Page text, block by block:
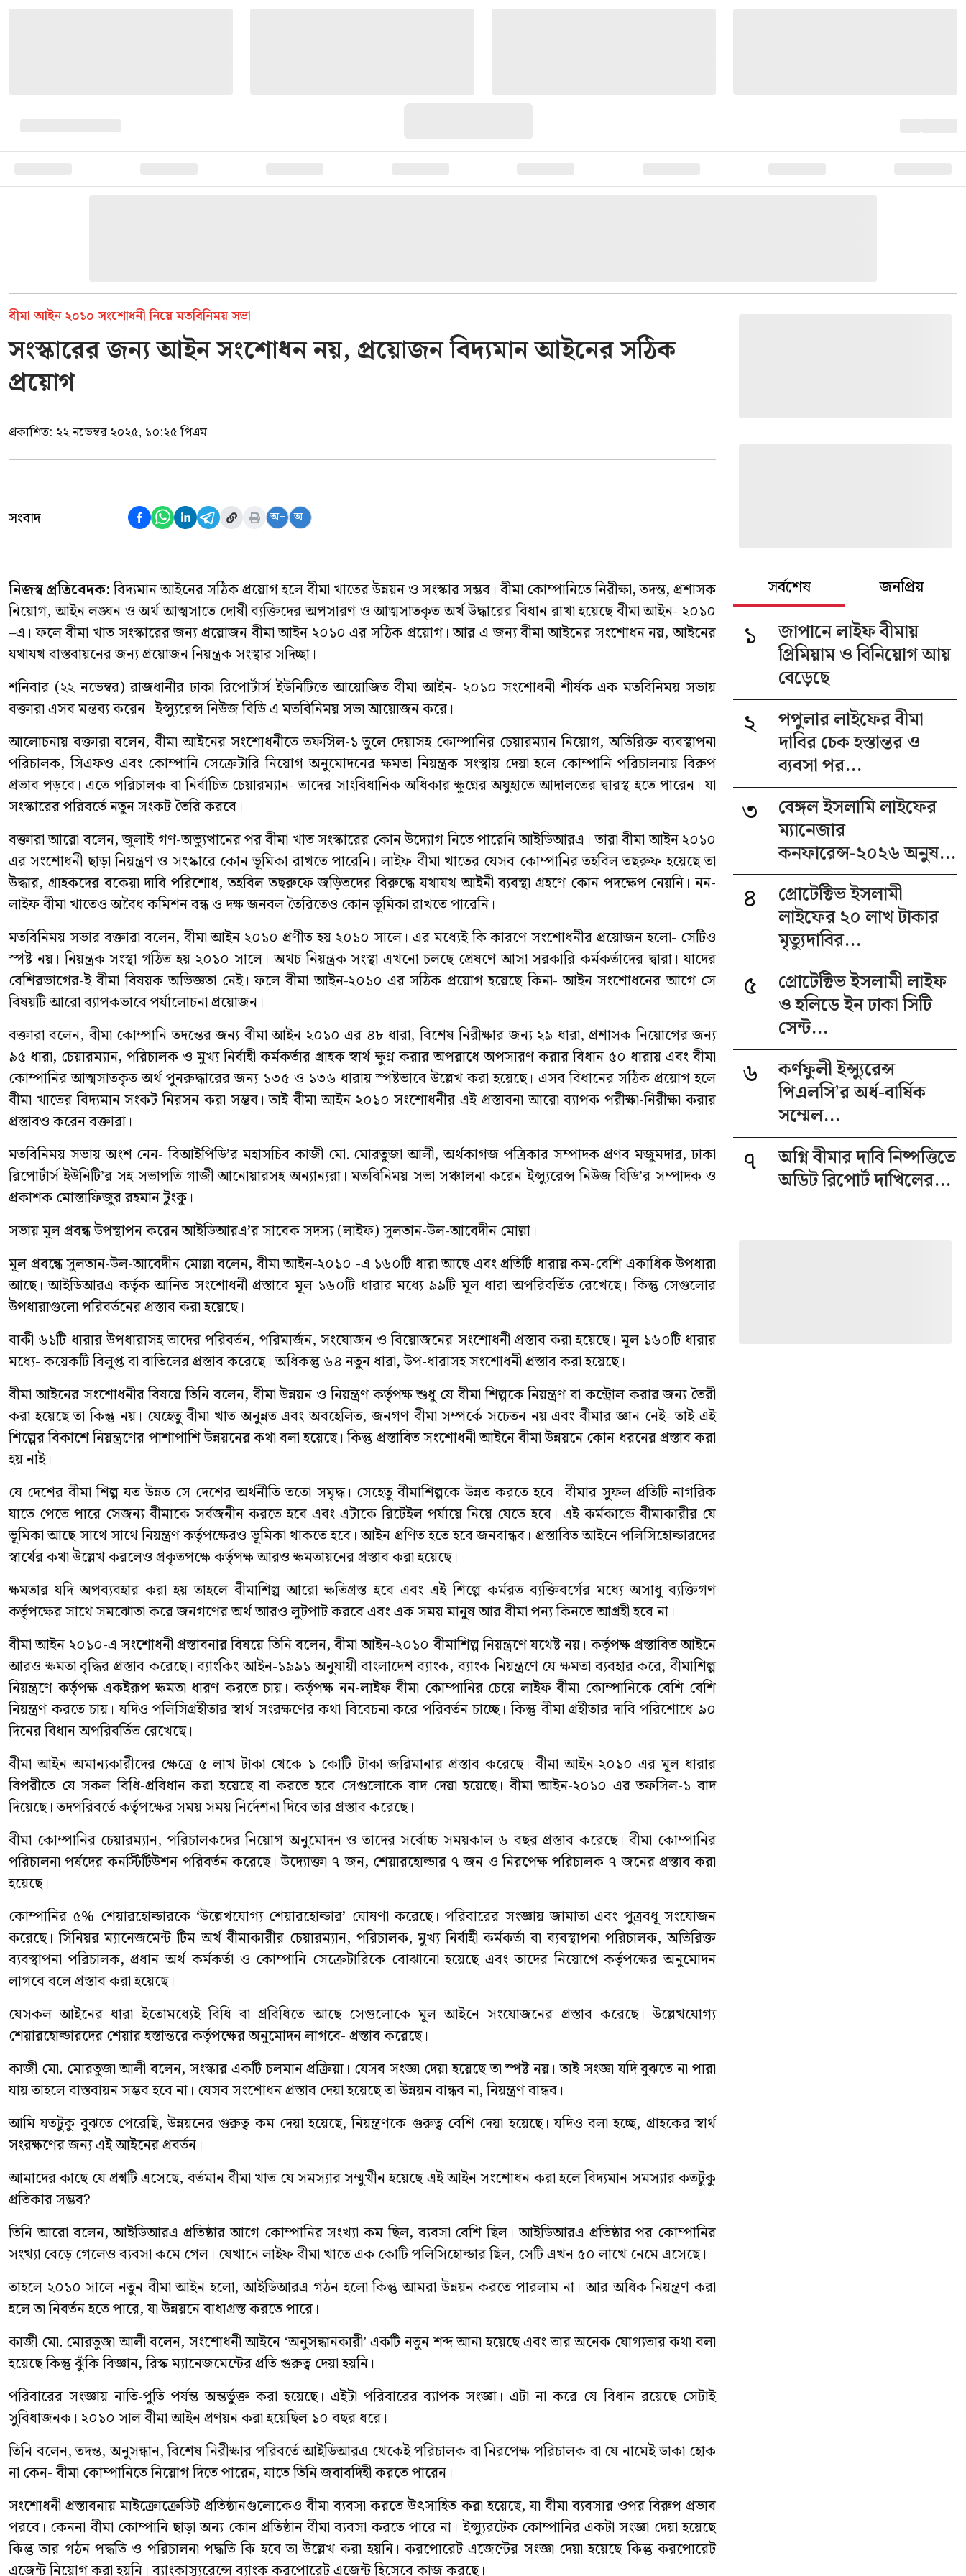
বীমা আইন ২০১০ সংশোধনী নিয়ে মতবিনিময় সভা
সংস্কারের জন্য আইন সংশোধন নয়, প্রয়োজন বিদ্যমান আইনের সঠিক
প্রয়োগ
প্রকাশিত: ২২ নভেম্বর ২০২৫, ১০:২৫ পিএম
সংবাদ অ+ অ-
নিজস্ব প্রতিবেদক:বিদ্যমান আইনের সঠিক প্রয়োগ হলে বীমা খাতের উন্নয়ন ও সংস্কার সম্ভব। বীমা কোম্পানিতে নিরীক্ষা, তদন্ত, প্রশাসক
নিয়োগ, আইন লঙ্ঘন ও অর্থ আত্মসাতে দোষী ব্যক্তিদের অপসারণ ও আত্মসাতকৃত অর্থ উদ্ধারের বিধান রাখা হয়েছে বীমা আইন- ২০১০
–এ। ফলে বীমা খাত সংস্কারের জন্য প্রয়োজন বীমা আইন ২০১০ এর সঠিক প্রয়োগ। আর এ জন্য বীমা আইনের সংশোধন নয়, আইনের
যথাযথ বাস্তবায়নের জন্য প্রয়োজন নিয়ন্ত্রক সংস্থার সদিচ্ছা।
শনিবার (২২ নভেম্বর) রাজধানীর ঢাকা রিপোর্টার্স ইউনিটিতে আয়োজিত বীমা আইন- ২০১০ সংশোধনী শীর্ষক এক মতবিনিময় সভায়
বক্তারা এসব মন্তব্য করেন। ইন্স্যুরেন্স নিউজ বিডি এ মতবিনিময় সভা আয়োজন করে।
আলোচনায় বক্তারা বলেন, বীমা আইনের সংশোধনীতে তফসিল-১ তুলে দেয়াসহ কোম্পানির চেয়ারম্যান নিয়োগ, অতিরিক্ত ব্যবস্থাপনা
পরিচালক, সিএফও এবং কোম্পানি সেক্রেটারি নিয়োগ অনুমোদনের ক্ষমতা নিয়ন্ত্রক সংস্থায় দেয়া হলে কোম্পানি পরিচালনায় বিরুপ
প্রভাব পড়বে। এতে পরিচালক বা নির্বাচিত চেয়ারম্যান- তাদের সাংবিধানিক অধিকার ক্ষুণ্নের অযুহাতে আদালতের দ্বারস্থ হতে পারেন। যা
সংস্কারের পরিবর্তে নতুন সংকট তৈরি করবে।
বক্তারা আরো বলেন, জুলাই গণ-অভ্যুত্থানের পর বীমা খাত সংস্কারের কোন উদ্যোগ নিতে পারেনি আইডিআরএ। তারা বীমা আইন ২০১০
এর সংশোধনী ছাড়া নিয়ন্ত্রণ ও সংস্কারে কোন ভূমিকা রাখতে পারেনি। লাইফ বীমা খাতের যেসব কোম্পানির তহবিল তছরুফ হয়েছে তা
উদ্ধার, গ্রাহকদের বকেয়া দাবি পরিশোধ, তহবিল তছরুফে জড়িতদের বিরুদ্ধে যথাযথ আইনী ব্যবস্থা গ্রহণে কোন পদক্ষেপ নেয়নি। নন-
লাইফ বীমা খাতেও অবৈধ কমিশন বন্ধ ও দক্ষ জনবল তৈরিতেও কোন ভূমিকা রাখতে পারেনি।
মতবিনিময় সভার বক্তারা বলেন, বীমা আইন ২০১০ প্রণীত হয় ২০১০ সালে। এর মধ্যেই কি কারণে সংশোধনীর প্রয়োজন হলো- সেটিও
স্পষ্ট নয়। নিয়ন্ত্রক সংস্থা গঠিত হয় ২০১০ সালে। অথচ নিয়ন্ত্রক সংস্থা এখনো চলছে প্রেষণে আসা সরকারি কর্মকর্তাদের দ্বারা। যাদের
বেশিরভাগের-ই বীমা বিষয়ক অভিজ্ঞতা নেই। ফলে বীমা আইন-২০১০ এর সঠিক প্রয়োগ হয়েছে কিনা- আইন সংশোধনের আগে সে
বিষয়টি আরো ব্যাপকভাবে পর্যালোচনা প্রয়োজন।
বক্তারা বলেন, বীমা কোম্পানি তদন্তের জন্য বীমা আইন ২০১০ এর ৪৮ ধারা, বিশেষ নিরীক্ষার জন্য ২৯ ধারা, প্রশাসক নিয়োগের জন্য
৯৫ ধারা, চেয়ারম্যান, পরিচালক ও মুখ্য নির্বাহী কর্মকর্তার গ্রাহক স্বার্থ ক্ষুণ্ন করার অপরাধে অপসারণ করার বিধান ৫০ ধারায় এবং বীমা
কোম্পানির আত্মসাতকৃত অর্থ পুনরুদ্ধারের জন্য ১৩৫ ও ১৩৬ ধারায় স্পষ্টভাবে উল্লেখ করা হয়েছে। এসব বিধানের সঠিক প্রয়োগ হলে
বীমা খাতের বিদ্যমান সংকট নিরসন করা সম্ভব। তাই বীমা আইন ২০১০ সংশোধনীর এই প্রস্তাবনা আরো ব্যাপক পরীক্ষা-নিরীক্ষা করার
প্রস্তাবও করেন বক্তারা।
মতবিনিময় সভায় অংশ নেন- বিআইপিডি’র মহাসচিব কাজী মো. মোরতুজা আলী, অর্থকাগজ পত্রিকার সম্পাদক প্রণব মজুমদার, ঢাকা
রিপোর্টার্স ইউনিটি’র সহ-সভাপতি গাজী আনোয়ারসহ অন্যান্যরা। মতবিনিময় সভা সঞ্চালনা করেন ইন্স্যুরেন্স নিউজ বিডি’র সম্পাদক ও
প্রকাশক মোস্তাফিজুর রহমান টুংকু।
সভায় মূল প্রবন্ধ উপস্থাপন করেন আইডিআরএ’র সাবেক সদস্য (লাইফ) সুলতান-উল-আবেদীন মোল্লা।
মূল প্রবন্ধে সুলতান-উল-আবেদীন মোল্লা বলেন, বীমা আইন-২০১০ -এ ১৬০টি ধারা আছে এবং প্রতিটি ধারায় কম-বেশি একাধিক উপধারা
আছে। আইডিআরএ কর্তৃক আনিত সংশোধনী প্রস্তাবে মূল ১৬০টি ধারার মধ্যে ৯৯টি মূল ধারা অপরিবর্তিত রেখেছে। কিন্তু সেগুলোর
উপধারাগুলো পরিবর্তনের প্রস্তাব করা হয়েছে।
বাকী ৬১টি ধারার উপধারাসহ তাদের পরিবর্তন, পরিমার্জন, সংযোজন ও বিয়োজনের সংশোধনী প্রস্তাব করা হয়েছে। মূল ১৬০টি ধারার
মধ্যে- কয়েকটি বিলুপ্ত বা বাতিলের প্রস্তাব করেছে। অধিকন্তু ৬৪ নতুন ধারা, উপ-ধারাসহ সংশোধনী প্রস্তাব করা হয়েছে।
বীমা আইনের সংশোধনীর বিষয়ে তিনি বলেন, বীমা উন্নয়ন ও নিয়ন্ত্রণ কর্তৃপক্ষ শুধু যে বীমা শিল্পকে নিয়ন্ত্রণ বা কন্ট্রোল করার জন্য তৈরী
করা হয়েছে তা কিন্তু নয়। যেহেতু বীমা খাত অনুন্নত এবং অবহেলিত, জনগণ বীমা সম্পর্কে সচেতন নয় এবং বীমার জ্ঞান নেই- তাই এই
শিল্পের বিকাশে নিয়ন্ত্রণের পাশাপাশি উন্নয়নের কথা বলা হয়েছে। কিন্তু প্রস্তাবিত সংশোধনী আইনে বীমা উন্নয়নে কোন ধরনের প্রস্তাব করা
হয় নাই।
যে দেশের বীমা শিল্প যত উন্নত সে দেশের অর্থনীতি ততো সমৃদ্ধ। সেহেতু বীমাশিল্পকে উন্নত করতে হবে। বীমার সুফল প্রতিটি নাগরিক
যাতে পেতে পারে সেজন্য বীমাকে সর্বজনীন করতে হবে এবং এটাকে রিটেইল পর্যায়ে নিয়ে যেতে হবে। এই কর্মকান্ডে বীমাকারীর যে
ভূমিকা আছে সাথে সাথে নিয়ন্ত্রণ কর্তৃপক্ষেরও ভূমিকা থাকতে হবে। আইন প্রণিত হতে হবে জনবান্ধব। প্রস্তাবিত আইনে পলিসিহোল্ডারদের
স্বার্থের কথা উল্লেখ করলেও প্রকৃতপক্ষে কর্তৃপক্ষ আরও ক্ষমতায়নের প্রস্তাব করা হয়েছে।
ক্ষমতার যদি অপব্যবহার করা হয় তাহলে বীমাশিল্প আরো ক্ষতিগ্রস্ত হবে এবং এই শিল্পে কর্মরত ব্যক্তিবর্গের মধ্যে অসাধু ব্যক্তিগণ
কর্তৃপক্ষের সাথে সমঝোতা করে জনগণের অর্থ আরও লুটপাট করবে এবং এক সময় মানুষ আর বীমা পন্য কিনতে আগ্রহী হবে না।
বীমা আইন ২০১০-এ সংশোধনী প্রস্তাবনার বিষয়ে তিনি বলেন, বীমা আইন-২০১০ বীমাশিল্প নিয়ন্ত্রণে যথেষ্ট নয়। কর্তৃপক্ষ প্রস্তাবিত আইনে
আরও ক্ষমতা বৃদ্ধির প্রস্তাব করেছে। ব্যাংকিং আইন-১৯৯১ অনুযায়ী বাংলাদেশ ব্যাংক, ব্যাংক নিয়ন্ত্রণে যে ক্ষমতা ব্যবহার করে, বীমাশিল্প
নিয়ন্ত্রণে কর্তৃপক্ষ একইরূপ ক্ষমতা ধারণ করতে চায়। কর্তৃপক্ষ নন-লাইফ বীমা কোম্পানির চেয়ে লাইফ বীমা কোম্পানিকে বেশি বেশি
নিয়ন্ত্রণ করতে চায়। যদিও পলিসিগ্রহীতার স্বার্থ সংরক্ষণের কথা বিবেচনা করে পরিবর্তন চাচ্ছে। কিন্তু বীমা গ্রহীতার দাবি পরিশোধে ৯০
দিনের বিধান অপরিবর্তিত রেখেছে।
বীমা আইন অমান্যকারীদের ক্ষেত্রে ৫ লাখ টাকা থেকে ১ কোটি টাকা জরিমানার প্রস্তাব করেছে। বীমা আইন-২০১০ এর মূল ধারার
বিপরীতে যে সকল বিধি-প্রবিধান করা হয়েছে বা করতে হবে সেগুলোকে বাদ দেয়া হয়েছে। বীমা আইন-২০১০ এর তফসিল-১ বাদ
দিয়েছে। তদপরিবর্তে কর্তৃপক্ষের সময় সময় নির্দেশনা দিবে তার প্রস্তাব করেছে।
বীমা কোম্পানির চেয়ারম্যান, পরিচালকদের নিয়োগ অনুমোদন ও তাদের সর্বোচ্চ সময়কাল ৬ বছর প্রস্তাব করেছে। বীমা কোম্পানির
পরিচালনা পর্ষদের কনস্টিটিউশন পরিবর্তন করেছে। উদ্যোক্তা ৭ জন, শেয়ারহোল্ডার ৭ জন ও নিরপেক্ষ পরিচালক ৭ জনের প্রস্তাব করা
হয়েছে।
কোম্পানির ৫% শেয়ারহোল্ডারকে ‘উল্লেখযোগ্য শেয়ারহোল্ডার’ ঘোষণা করেছে। পরিবারের সংজ্ঞায় জামাতা এবং পুত্রবধূ সংযোজন
করেছে। সিনিয়র ম্যানেজমেন্ট টিম অর্থ বীমাকারীর চেয়ারম্যান, পরিচালক, মুখ্য নির্বাহী কর্মকর্তা বা ব্যবস্থাপনা পরিচালক, অতিরিক্ত
ব্যবস্থাপনা পরিচালক, প্রধান অর্থ কর্মকর্তা ও কোম্পানি সেক্রেটারিকে বোঝানো হয়েছে এবং তাদের নিয়োগে কর্তৃপক্ষের অনুমোদন
লাগবে বলে প্রস্তাব করা হয়েছে।
যেসকল আইনের ধারা ইতোমধ্যেই বিধি বা প্রবিধিতে আছে সেগুলোকে মূল আইনে সংযোজনের প্রস্তাব করেছে। উল্লেখযোগ্য
শেয়ারহোল্ডারদের শেয়ার হস্তান্তরে কর্তৃপক্ষের অনুমোদন লাগবে- প্রস্তাব করেছে।
কাজী মো. মোরতুজা আলী বলেন, সংস্কার একটি চলমান প্রক্রিয়া। যেসব সংজ্ঞা দেয়া হয়েছে তা স্পষ্ট নয়। তাই সংজ্ঞা যদি বুঝতে না পারা
যায় তাহলে বাস্তবায়ন সম্ভব হবে না। যেসব সংশোধন প্রস্তাব দেয়া হয়েছে তা উন্নয়ন বান্ধব না, নিয়ন্ত্রণ বান্ধব।
আমি যতটুকু বুঝতে পেরেছি, উন্নয়নের গুরুত্ব কম দেয়া হয়েছে, নিয়ন্ত্রণকে গুরুত্ব বেশি দেয়া হয়েছে। যদিও বলা হচ্ছে, গ্রাহকের স্বার্থ
সংরক্ষণের জন্য এই আইনের প্রবর্তন।
আমাদের কাছে যে প্রশ্নটি এসেছে, বর্তমান বীমা খাত যে সমস্যার সম্মুখীন হয়েছে এই আইন সংশোধন করা হলে বিদ্যমান সমস্যার কতটুকু
প্রতিকার সম্ভব?
তিনি আরো বলেন, আইডিআরএ প্রতিষ্ঠার আগে কোম্পানির সংখ্যা কম ছিল, ব্যবসা বেশি ছিল। আইডিআরএ প্রতিষ্ঠার পর কোম্পানির
সংখ্যা বেড়ে গেলেও ব্যবসা কমে গেল। যেখানে লাইফ বীমা খাতে এক কোটি পলিসিহোল্ডার ছিল, সেটি এখন ৫০ লাখে নেমে এসেছে।
তাহলে ২০১০ সালে নতুন বীমা আইন হলো, আইডিআরএ গঠন হলো কিন্তু আমরা উন্নয়ন করতে পারলাম না। আর অধিক নিয়ন্ত্রণ করা
হলে তা নিবর্তন হতে পারে, যা উন্নয়নে বাধাগ্রস্ত করতে পারে।
কাজী মো. মোরতুজা আলী বলেন, সংশোধনী আইনে ‘অনুসন্ধানকারী’ একটি নতুন শব্দ আনা হয়েছে এবং তার অনেক যোগ্যতার কথা বলা
হয়েছে কিন্তু ঝুঁকি বিজ্ঞান, রিস্ক ম্যানেজমেন্টের প্রতি গুরুত্ব দেয়া হয়নি।
পরিবারের সংজ্ঞায় নাতি-পুতি পর্যন্ত অন্তর্ভুক্ত করা হয়েছে। এইটা পরিবারের ব্যাপক সংজ্ঞা। এটা না করে যে বিধান রয়েছে সেটাই
সুবিধাজনক। ২০১০ সাল বীমা আইন প্রণয়ন করা হয়েছিল ১০ বছর ধরে।
তিনি বলেন, তদন্ত, অনুসন্ধান, বিশেষ নিরীক্ষার পরিবর্তে আইডিআরএ থেকেই পরিচালক বা নিরপেক্ষ পরিচালক বা যে নামেই ডাকা হোক
না কেন- বীমা কোম্পানিতে নিয়োগ দিতে পারেন, যাতে তিনি জবাবদিহী করতে পারেন।
সংশোধনী প্রস্তাবনায় মাইক্রোক্রেডিট প্রতিষ্ঠানগুলোকেও বীমা ব্যবসা করতে উৎসাহিত করা হয়েছে, যা বীমা ব্যবসার ওপর বিরুপ প্রভাব
পরবে। কেননা বীমা কোম্পানি ছাড়া অন্য কোন প্রতিষ্ঠান বীমা ব্যবসা করতে পারে না। ইন্স্যুরটেক কোম্পানির একটা সংজ্ঞা দেয়া হয়েছে
কিন্তু তার গঠন পদ্ধতি ও পরিচালনা পদ্ধতি কি হবে তা উল্লেখ করা হয়নি। করপোরেট এজেন্টের সংজ্ঞা দেয়া হয়েছে কিন্তু করপোরেট
এজেন্ট নিয়োগ করা হয়নি। ব্যাংকাস্যুরেন্সে ব্যাংক করপোরেট এজেন্ট হিসেবে কাজ করছে।
সর্বশেষ জনপ্রিয়
১
জাপানে লাইফ বীমায়
প্রিমিয়াম ও বিনিয়োগ আয়
বেড়েছে
২
পপুলার লাইফের বীমা
দাবির চেক হস্তান্তর ও
ব্যবসা পর...
৩
বেঙ্গল ইসলামি লাইফের
ম্যানেজার
কনফারেন্স-২০২৬ অনুষ...
৪
প্রোটেক্টিভ ইসলামী
লাইফের ২০ লাখ টাকার
মৃত্যুদাবির...
৫
প্রোটেক্টিভ ইসলামী লাইফ
ও হলিডে ইন ঢাকা সিটি
সেন্ট...
৬
কর্ণফুলী ইন্স্যুরেন্স
পিএলসি’র অর্ধ-বার্ষিক
সম্মেল...
৭
অগ্নি বীমার দাবি নিষ্পত্তিতে
অডিট রিপোর্ট দাখিলের...